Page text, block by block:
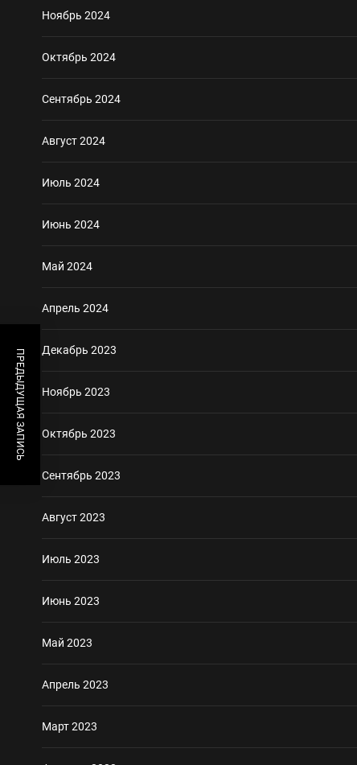
ПРЕДЫДУЩАЯ ЗАПИСЬ
Ноябрь 2024
Октябрь 2024
Сентябрь 2024
Август 2024
Июль 2024
Июнь 2024
Май 2024
Апрель 2024
Декабрь 2023
Ноябрь 2023
Октябрь 2023
Сентябрь 2023
Август 2023
Июль 2023
Июнь 2023
Май 2023
Апрель 2023
Март 2023